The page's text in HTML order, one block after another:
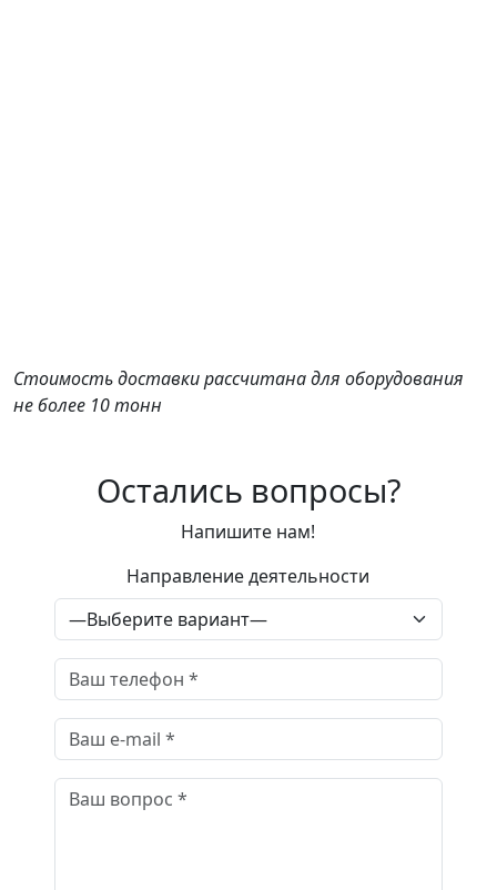
Стоимость доставки рассчитана для оборудования
не более 10 тонн
Остались вопросы?
Напишите нам!
Направление деятельности